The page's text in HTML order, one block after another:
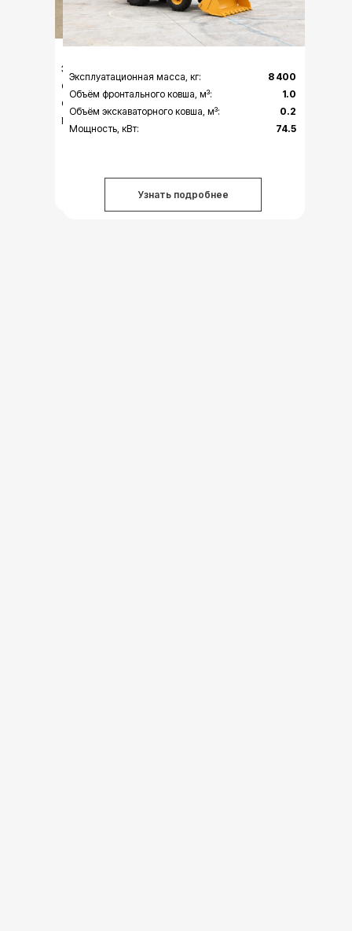
Эксплуатационная масса, кг:
Объём фронтального ковша, м³:
Объём экскаваторного ковша, м³:
Мощность, кВт:
Эксплуатационная масса, кг:
Объём фронтального ковша, м³:
Объём экскаваторного ковша, м³:
Мощность, кВт:
8 400
1.0
0.2
74.5
Узнать подробнее